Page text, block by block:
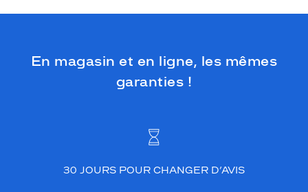
En magasin et en ligne, les mêmes
garanties !
30 JOURS POUR CHANGER D’AVIS